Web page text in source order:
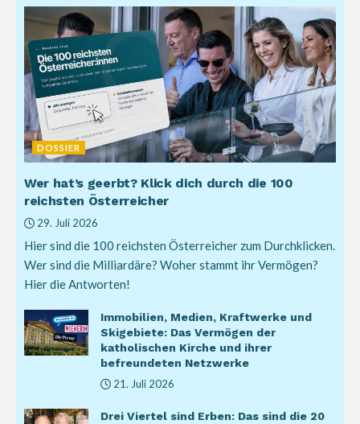
DOSSIER
Wer hat’s geerbt? Klick dich durch die 100
reichsten Österreicher
29. Juli 2026
Hier sind die 100 reichsten Österreicher zum Durchklicken.
Wer sind die Milliardäre? Woher stammt ihr Vermögen?
Hier die Antworten!
Immobilien, Medien, Kraftwerke und
Skigebiete: Das Vermögen der
katholischen Kirche und ihrer
befreundeten Netzwerke
21. Juli 2026
Drei Viertel sind Erben: Das sind die 20